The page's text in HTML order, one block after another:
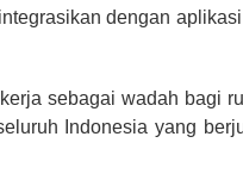
dengan
sebagai wadah bagi
Indonesia yang